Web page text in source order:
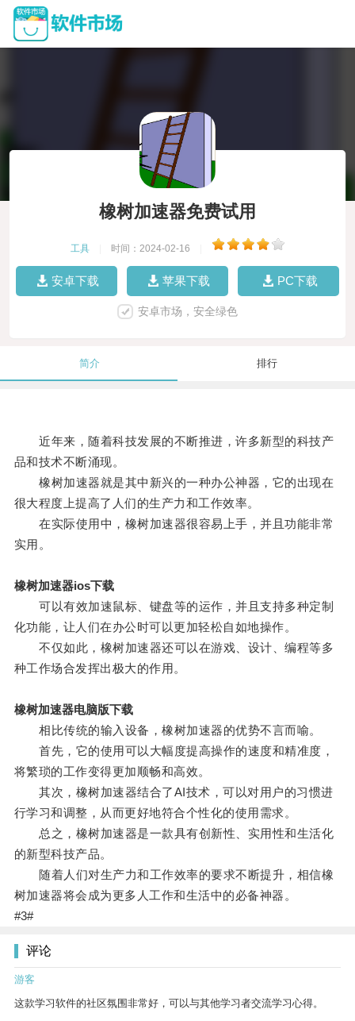
橡树加速器免费试用
工具 时间：2024-02-16
安卓下载 苹果下载 PC下载
安卓市场，安全绿色
简介 排行
近年来，随着科技发展的不断推进，许多新型的科技产
品和技术不断涌现。
橡树加速器就是其中新兴的一种办公神器，它的出现在
很大程度上提高了人们的生产力和工作效率。
在实际使用中，橡树加速器很容易上手，并且功能非常
实用。
橡树加速器ios下载
可以有效加速鼠标、键盘等的运作，并且支持多种定制
化功能，让人们在办公时可以更加轻松自如地操作。
不仅如此，橡树加速器还可以在游戏、设计、编程等多
种工作场合发挥出极大的作用。
橡树加速器电脑版下载
相比传统的输入设备，橡树加速器的优势不言而喻。
首先，它的使用可以大幅度提高操作的速度和精准度，
将繁琐的工作变得更加顺畅和高效。
其次，橡树加速器结合了AI技术，可以对用户的习惯进
行学习和调整，从而更好地符合个性化的使用需求。
总之，橡树加速器是一款具有创新性、实用性和生活化
的新型科技产品。
随着人们对生产力和工作效率的要求不断提升，相信橡
树加速器将会成为更多人工作和生活中的必备神器。
#3#
评论
游客
这款学习软件的社区氛围非常好，可以与其他学习者交流学习心得。